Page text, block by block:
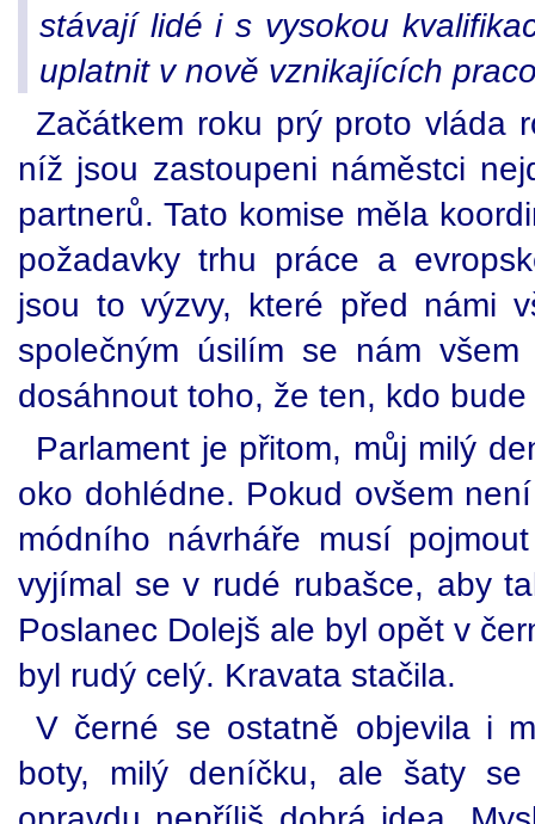
stávají lidé i s vysokou
uplatnit v nově vznikajících
Začátkem roku prý proto vláda
níž jsou zastoupeni náměstci
partnerů. Tato komise měla
požadavky trhu práce a
jsou to výzvy, které před námi
společným úsilím se nám
dosáhnout toho, že ten, kdo
Parlament je přitom, můj milý
oko dohlédne. Pokud ovšem
módního návrháře musí
vyjímal se v rudé rubašce, aby
Poslanec Dolejš ale byl opět v
byl rudý celý. Kravata stačila.
V černé se ostatně objevila i
boty, milý deníčku, ale šaty